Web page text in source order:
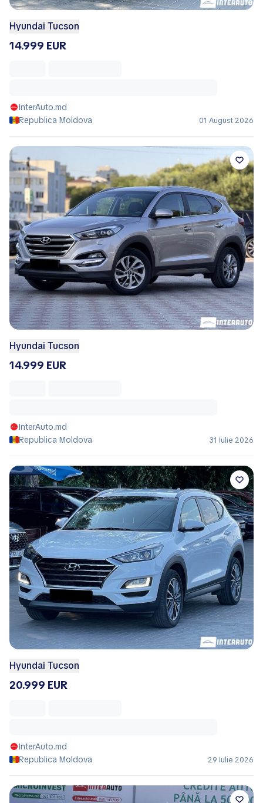
Hyundai Tucson
14.999 EUR
InterAuto.md
Republica Moldova
01 August 2026
Hyundai Tucson
14.999 EUR
InterAuto.md
Republica Moldova
31 Iulie 2026
Hyundai Tucson
20.999 EUR
InterAuto.md
Republica Moldova
29 Iulie 2026